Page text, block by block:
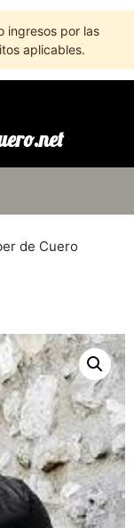
ingresos por las
aplicables.
de Cuero